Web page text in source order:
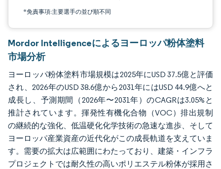
*免責事項:主要選手の並び順不同
Mordor Intelligenceによるヨーロッパ粉体塗料
市場分析
ヨーロッパ粉体塗料市場規模は2025年にUSD 37.5億と評価
され、2026年のUSD 38.6億から2031年にはUSD 44.9億へと
成長し、予測期間（2026年〜2031年）のCAGRは3.05%と
推計されています。揮発性有機化合物（VOC）排出規制
の継続的な強化、低温硬化化学技術の急速な進歩、そして
ヨーロッパ産業資産の近代化がこの成長軌道を支えていま
す。需要の拡大は広範囲にわたっており、建築・インフラ
プロジェクトでは耐久性の高いポリエステル粉体が採用さ